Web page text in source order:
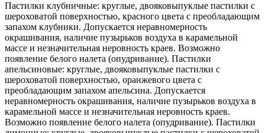
Пастилки клубничные: круглые, двояковыпуклые пастилки с
шероховатой поверхностью, красного цвета с преобладающим
запахом клубники. Допускается неравномерность
окрашивания, наличие пузырьков воздуха в карамельной
массе и незначительная неровность краев. Возможно
появление белого налета (опудривание). Пастилки
апельсиновые: круглые, двояковыпуклые пастилки с
шероховатой поверхностью, оранжевого цвета с
преобладающим запахом апельсина. Допускается
неравномерность окрашивания, наличие пузырьков воздуха в
карамельной массе и незначительная неровность краев.
Возможно появление белого налета (опудривание). Пастилки